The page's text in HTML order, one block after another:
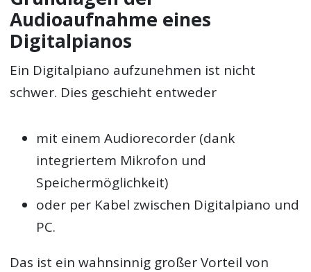
Audioaufnahme eines
Digitalpianos
Ein Digitalpiano aufzunehmen ist nicht
schwer. Dies geschieht entweder
mit einem Audiorecorder (dank
integriertem Mikrofon und
Speichermöglichkeit)
oder per Kabel zwischen Digitalpiano und
PC.
Das ist ein wahnsinnig großer Vorteil von